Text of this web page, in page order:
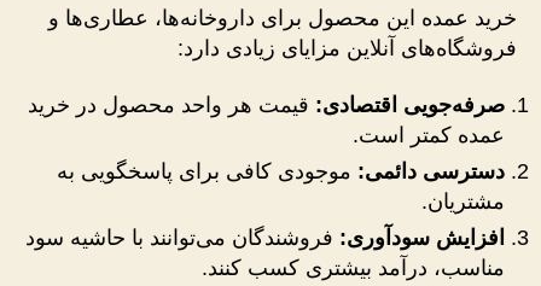
خرید عمده این محصول برای داروخانه‌ها، عطاری‌ها و
فروشگاه‌های آنلاین مزایای زیادی دارد:
صرفه‌جویی اقتصادی: قیمت هر واحد محصول در خرید
عمده کمتر است.
دسترسی دائمی: موجودی کافی برای پاسخگویی به
مشتریان.
افزایش سودآوری: فروشندگان می‌توانند با حاشیه سود
مناسب، درآمد بیشتری کسب کنند.